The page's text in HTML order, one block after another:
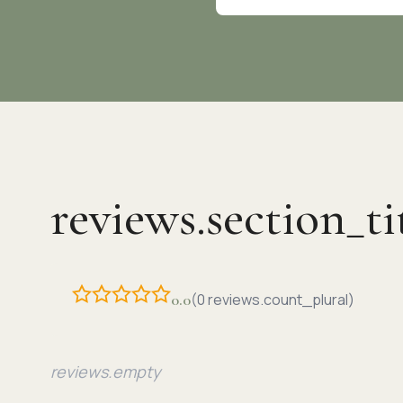
0.0(0 reviews.count_plural)
reviews.empty